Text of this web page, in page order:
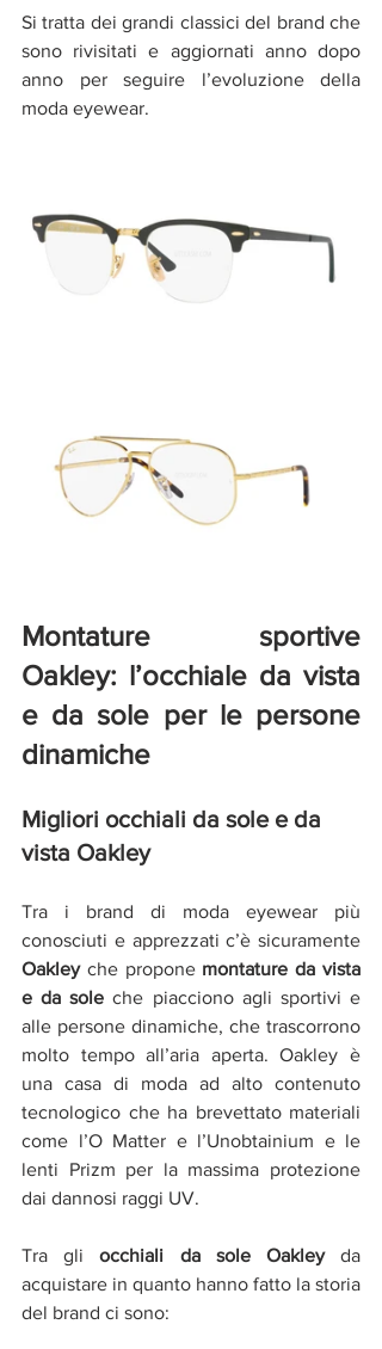
Si tratta dei grandi classici del brand che
sono rivisitati e aggiornati anno dopo
anno per seguire l’evoluzione della
moda eyewear.
Montature sportive
Oakley: l’occhiale da vista
e da sole per le persone
dinamiche
Migliori occhiali da sole e da
vista Oakley
Tra i brand di moda eyewear più
Oakley che propone montature da vista
e da sole che piacciono agli sportivi e
alle persone dinamiche, che trascorrono
molto tempo all’aria aperta. Oakley è
una casa di moda ad alto contenuto
tecnologico che ha brevettato materiali
come l’O Matter e l’Unobtainium e le
lenti Prizm per la massima protezione
dai dannosi raggi UV.
Tra gli occhiali da sole Oakley da
acquistare in quanto hanno fatto la storia
del brand ci sono: